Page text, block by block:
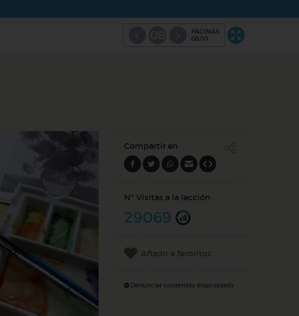
PÁGINAS
08/10
Compartir en
Nº Visitas a la lección
29069
Añadir a favoritos
Denunciar contenido inapropiado